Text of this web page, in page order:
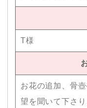
T様
お花の追加、骨
望を聞いて下さ